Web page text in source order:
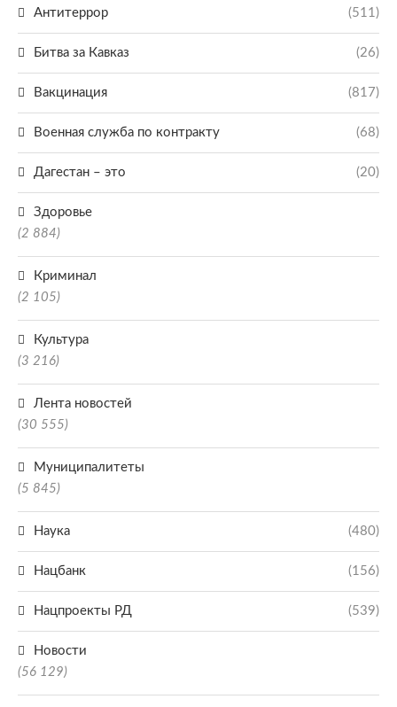
Антитеррор (511)
Битва за Кавказ (26)
Вакцинация (817)
Военная служба по контракту (68)
Дагестан – это (20)
Здоровье
(2 884)
Криминал
(2 105)
Культура
(3 216)
Лента новостей
(30 555)
Муниципалитеты
(5 845)
Наука (480)
Нацбанк (156)
Нацпроекты РД (539)
Новости
(56 129)